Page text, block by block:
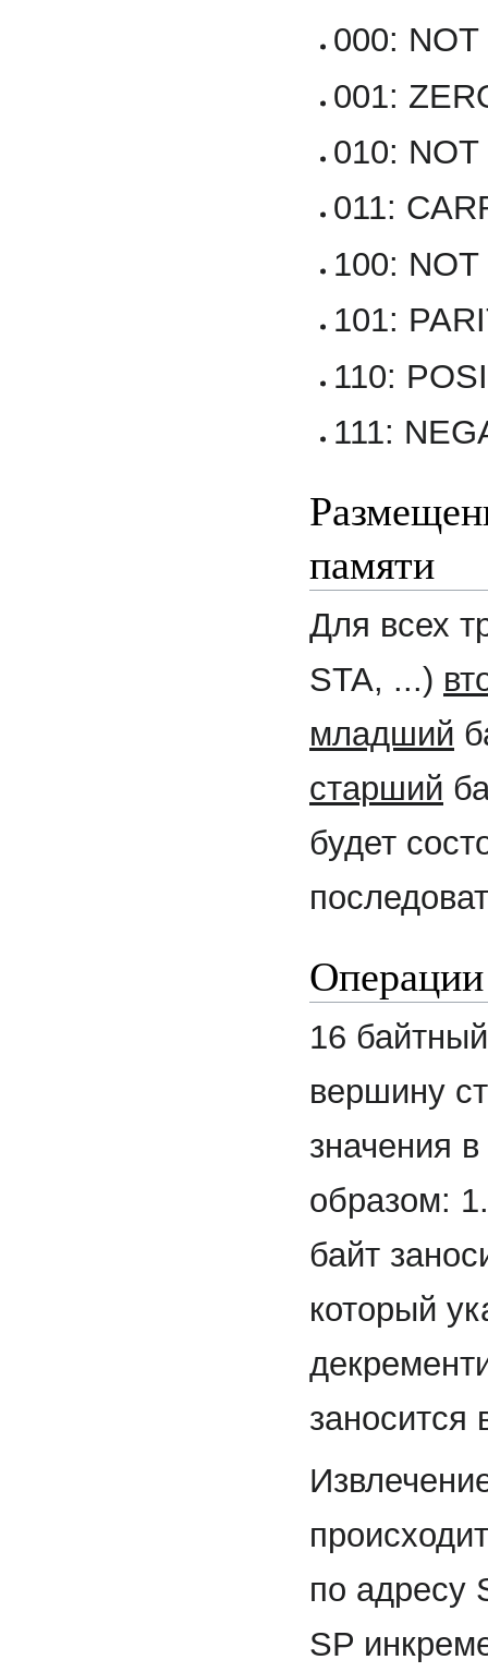
000:
001:
010:
011:
100:
101:
110:
111:
памяти
Для всех
STA, ...)
младший
старший
будет
16
вершину
значения
образом:
байт
который
заносится
по адресу
SP